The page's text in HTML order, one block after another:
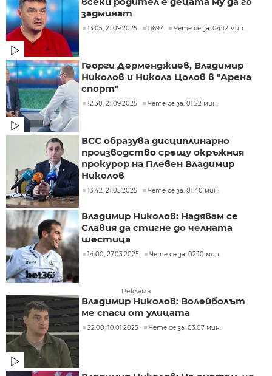
задминат
13:05, 21.09.2025 11697 Чете се за: 04:12 мин.
Георги Дерменджиев, Владимир
Николов и Никола Цолов в "Арена
спорт"
12:30, 21.09.2025 Чете се за: 01:22 мин.
ВСС образува дисциплинарно
производство срещу окръжния
прокурор на Плевен Владимир
Николов
13:42, 21.05.2025 Чете се за: 01:40 мин.
Владимир Николов: Надявам се
Славия да стигне до челната
шестица
14:00, 27.03.2025 Чете се за: 02:10 мин.
Реклама
Владимир Николов: Волейболът
ме спаси от улицата
22:00, 10.01.2025 Чете се за: 03:07 мин.